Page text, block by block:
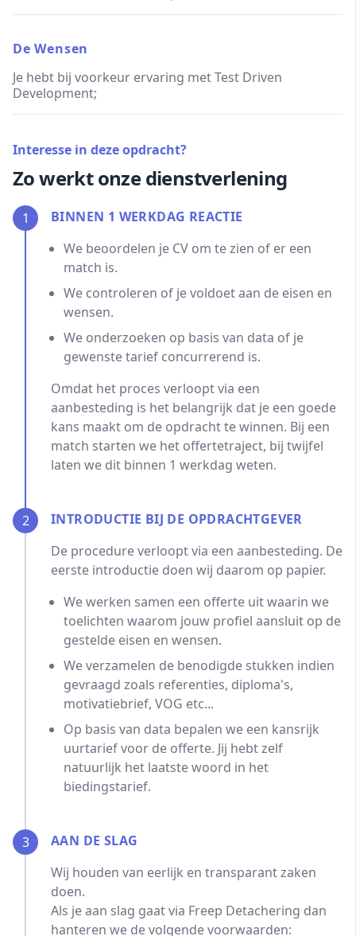
De Wensen
Je hebt bij voorkeur ervaring met Test Driven
Development;
Interesse in deze opdracht?
Zo werkt onze dienstverlening
1
BINNEN 1 WERKDAG REACTIE
We beoordelen je CV om te zien of er een
match is.
We controleren of je voldoet aan de eisen en
wensen.
We onderzoeken op basis van data of je
gewenste tarief concurrerend is.
Omdat het proces verloopt via een
aanbesteding is het belangrijk dat je een goede
kans maakt om de opdracht te winnen. Bij een
match starten we het offertetraject, bij twijfel
laten we dit binnen 1 werkdag weten.
2
INTRODUCTIE BIJ DE OPDRACHTGEVER
De procedure verloopt via een aanbesteding. De
eerste introductie doen wij daarom op papier.
We werken samen een offerte uit waarin we
toelichten waarom jouw profiel aansluit op de
gestelde eisen en wensen.
We verzamelen de benodigde stukken indien
gevraagd zoals referenties, diploma's,
motivatiebrief, VOG etc...
Op basis van data bepalen we een kansrijk
uurtarief voor de offerte. Jij hebt zelf
natuurlijk het laatste woord in het
biedingstarief.
3
AAN DE SLAG
Wij houden van eerlijk en transparant zaken
doen.
Als je aan slag gaat via Freep Detachering dan
hanteren we de volgende voorwaarden: